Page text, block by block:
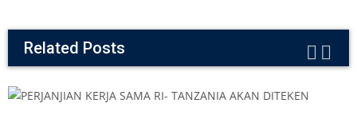
Related Posts